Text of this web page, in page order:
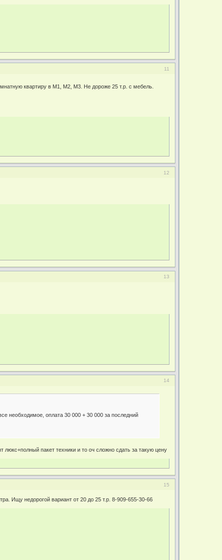
11
квартиру в М1, М2, M3. Не дороже 25 т.р. с мебель.
12
13
14
необходимое, оплата 30 000 + 30 000 за последний
пакет техники и то оч сложно сдать за такую цену
15
Ищу недорогой вариант от 20 до 25 т.р. 8-909-655-30-66